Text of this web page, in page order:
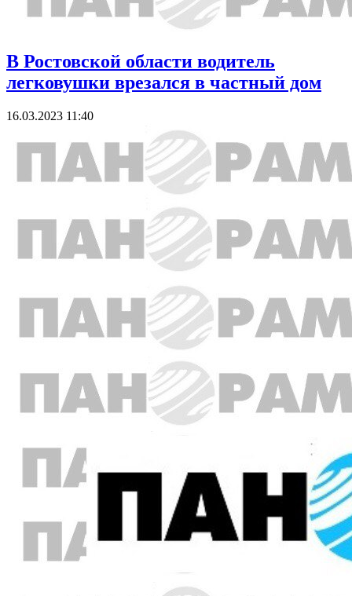
В Ростовской области водитель
легковушки врезался в частный дом
16.03.2023 11:40